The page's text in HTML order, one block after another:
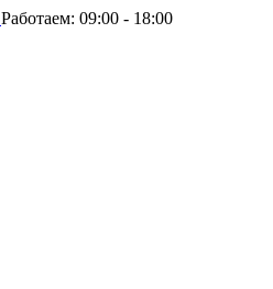
Работаем: 09:00 - 18:00